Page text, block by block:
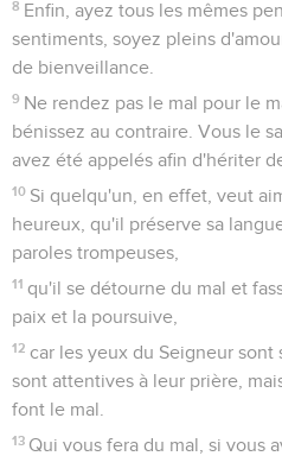
8 Enfin, ayez tous les mêmes
sentiments, soyez pleins
de bienveillance.
9 Ne rendez pas le mal pour le
bénissez au contraire. Vous le
avez été appelés afin d'hériter
10 Si quelqu'un, en effet, veut
heureux, qu'il préserve sa
paroles trompeuses,
11 qu'il se détourne du mal et
paix et la poursuive,
12 car les yeux du Seigneur sont
sont attentives à leur prière,
font le mal.
13 Qui vous fera du mal, si vous